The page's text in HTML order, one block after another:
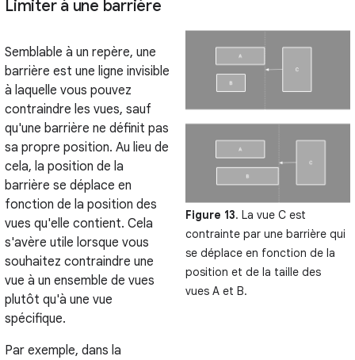
Limiter à une barrière
Semblable à un repère, une
barrière est une ligne invisible
à laquelle vous pouvez
contraindre les vues, sauf
qu'une barrière ne définit pas
sa propre position. Au lieu de
cela, la position de la
barrière se déplace en
fonction de la position des
vues qu'elle contient. Cela
s'avère utile lorsque vous
souhaitez contraindre une
vue à un ensemble de vues
plutôt qu'à une vue
spécifique.
Par exemple, dans la
Figure 13. La vue C est
contrainte par une barrière qui
se déplace en fonction de la
position et de la taille des
vues A et B.